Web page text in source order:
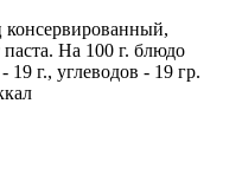
консервированный,
На 100 г. блюдо
г., углеводов - 19 гр.